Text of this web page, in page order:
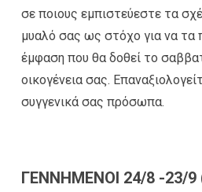
σε ποιους εμπιστεύεστε τα
μυαλό σας ως στόχο για να τα
έμφαση που θα δοθεί το
οικογένεια σας.
συγγενικά σας πρόσωπα.
ΓΕΝΝΗΜΕΝΟΙ 24/8 -23/